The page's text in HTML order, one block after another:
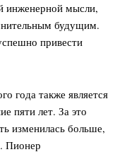
инженерной мысли,
будущим.
привести
года также является
пяти лет. За это
изменилась больше,
Пионер